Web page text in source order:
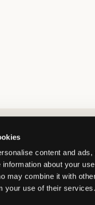
content and
about your
may combine it with
your use of their services.